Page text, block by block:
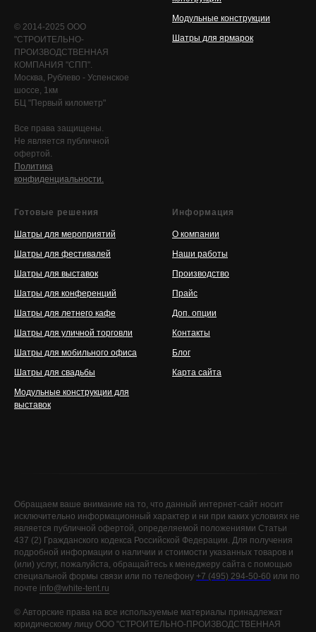
© 2014-2025 ООО
"СТРОИТЕЛЬНО-
ПРОИЗВОДСТВЕННАЯ
КОМПАНИЯ "СПП".
Москва, Рублево - Успенское
шоссе, 1км
БЦ "Первый километр"
Все права защищены.
Не является публичной
офертой.
Политика
конфиденциальности.
Модульные конструкции
Шатры для ярмарок
Готовые решения
Шатры для мероприятий
Шатры для фестивалей
Шатры для выставок
Шатры для конференций
Шатры для летнего кафе
Шатры для уличной торговли
Шатры для мобильного офиса
Шатры для свадьбы
Модульные конструкции для
выставок
Информация
О компании
Наши работы
Производство
Прайс
Доп. опции
Контакты
Блог
Карта сайта
Обращаем ваше внимание на то, что данный интернет-сайт носит
исключительно информационный характер и ни при каких условиях не
является публичной офертой, определяемой положениями Статьи
437 (2) Гражданского кодекса Российской Федерации. Для получения
подробной информации о наличии и стоимости указанных товаров и
(или) услуг, пожалуйста, обращайтесь к менеджеру сайта с помощью
специальной формы связи или по телефону +7 (495) 294-50-60 или по
почте info@white-tent.ru
©️ Авторские права на все используемые материалы принадлежат
юридическому лицу ООО "СТРОИТЕЛЬНО-ПРОИЗВОДСТВЕННАЯ